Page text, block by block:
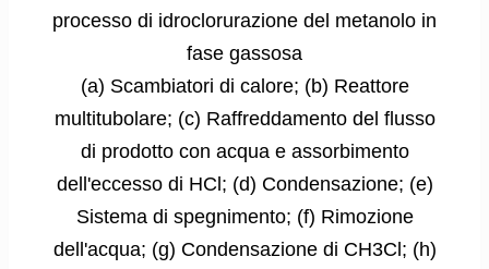
processo di idroclorurazione del metanolo in
fase gassosa
(a) Scambiatori di calore; (b) Reattore
multitubolare; (c) Raffreddamento del flusso
di prodotto con acqua e assorbimento
dell'eccesso di HCl; (d) Condensazione; (e)
Sistema di spegnimento; (f) Rimozione
dell'acqua; (g) Condensazione di CH3Cl; (h)